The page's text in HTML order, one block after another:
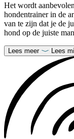
Het wordt
hondentrainer in de
van te zijn dat je de
hond op de juiste
Lees meer Lees